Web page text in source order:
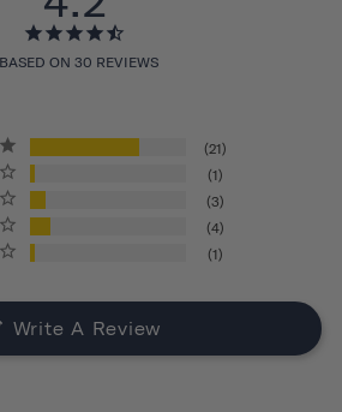
BASED ON 30 REVIEWS
21
1
3
4
1
Write A Review